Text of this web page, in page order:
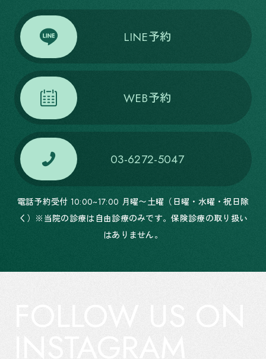
LINE予約
WEB予約
03-6272-5047
電話予約受付 10:00~17:00 月曜〜土曜（日曜・水曜・祝日除
く）※当院の診療は自由診療のみです。保険診療の取り扱い
はありません。